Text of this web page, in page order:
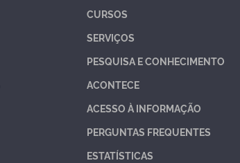
CURSOS
SERVIÇOS
PESQUISA E CONHECIMENTO
ACONTECE
ACESSO À INFORMAÇÃO
PERGUNTAS FREQUENTES
ESTATÍSTICAS